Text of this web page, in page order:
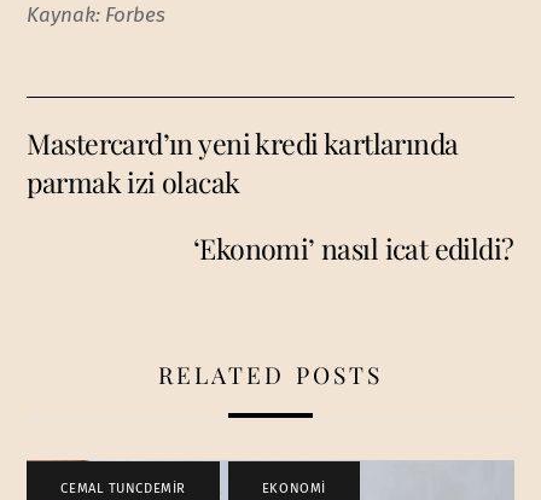
Kaynak: Forbes
Mastercard’ın yeni kredi kartlarında
parmak izi olacak
‘Ekonomi’ nasıl icat edildi?
RELATED POSTS
CEMAL TUNCDEMİR EKONOMİ